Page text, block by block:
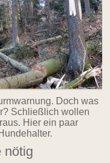
Doch was
Schließlich wollen
Hier ein paar
nötig